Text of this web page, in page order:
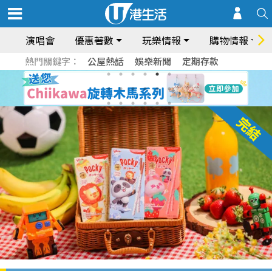
演唱會 優惠著數 玩樂情報 購物情報
熱門關鍵字： 公屋熱話 娛樂新聞 定期存款